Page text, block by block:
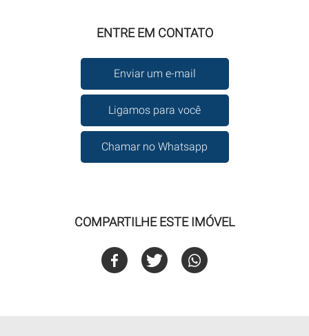
ENTRE EM CONTATO
Enviar um e-mail
Ligamos para você
Chamar no Whatsapp
COMPARTILHE ESTE IMÓVEL